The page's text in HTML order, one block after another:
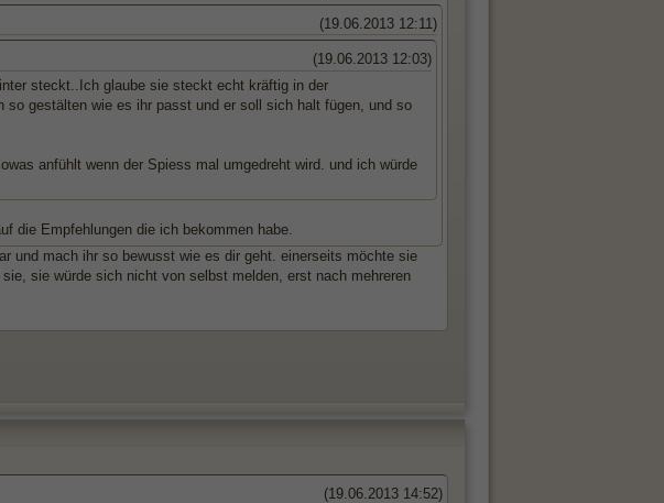
(19.06.2013 12:11)
(19.06.2013 12:03)
steckt..Ich glaube sie steckt echt kräftig in der
gestälten wie es ihr passt und er soll sich halt fügen, und so
anfühlt wenn der Spiess mal umgedreht wird. und ich würde
die Empfehlungen die ich bekommen habe.
und mach ihr so bewusst wie es dir geht. einerseits möchte sie
sie würde sich nicht von selbst melden, erst nach mehreren
(19.06.2013 14:52)